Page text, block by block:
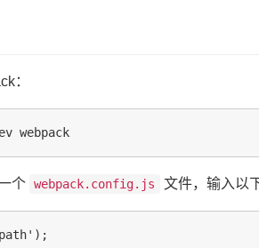
：
个 webpack.config.js 文件，输入以